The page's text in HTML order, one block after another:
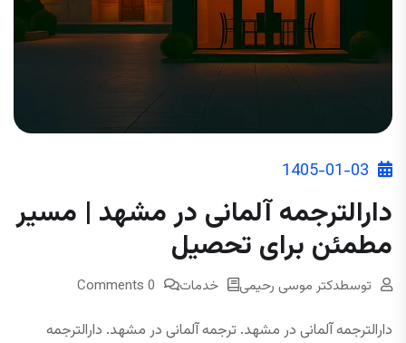
1405-01-03
دارالترجمه آلمانی در مشهد | مسیر
مطمئن برای تحصیل
توسطدکتر موسی رحیمی خدمات 0 Comments
دارالترجمه آلمانی در مشهد. ترجمه آلمانی در مشهد. دارالترجمه